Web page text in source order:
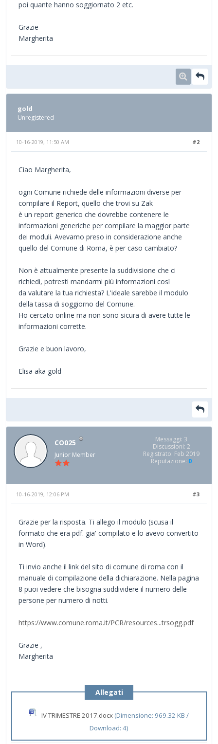
poi quante hanno soggiornato 2 etc.
Grazie
Margherita
gold
Unregistered
#2
10-16-2019, 11:50 AM
Ciao Margherita,
ogni Comune richiede delle informazioni diverse per
compilare il Report, quello che trovi su Zak
è un report generico che dovrebbe contenere le
informazioni generiche per compilare la maggior parte
dei moduli. Avevamo preso in considerazione anche
quello del Comune di Roma, è per caso cambiato?
Non è attualmente presente la suddivisione che ci
richiedi, potresti mandarmi più informazioni così
da valutare la tua richiesta? L'ideale sarebbe il modulo
della tassa di soggiorno del Comune.
Ho cercato online ma non sono sicura di avere tutte le
informazioni corrette.
Grazie e buon lavoro,
Elisa aka gold
CO025
Junior Member
Messaggi: 3
Discussioni: 2
Registrato: Feb 2019
Reputazione: 0
#3
10-16-2019, 12:06 PM
Grazie per la risposta. Ti allego il modulo (scusa il
formato che era pdf. gia' compilato e lo avevo convertito
in Word).
Ti invio anche il link del sito di comune di roma con il
manuale di compilazione della dichiarazione. Nella pagina
8 puoi vedere che bisogna suddividere il numero delle
persone per numero di notti.
https://www.comune.roma.it/PCR/resources...trsogg.pdf
Grazie ,
Margherita
Allegati
IV TRIMESTRE 2017.docx (Dimensione: 969.32 KB /
Download: 4)